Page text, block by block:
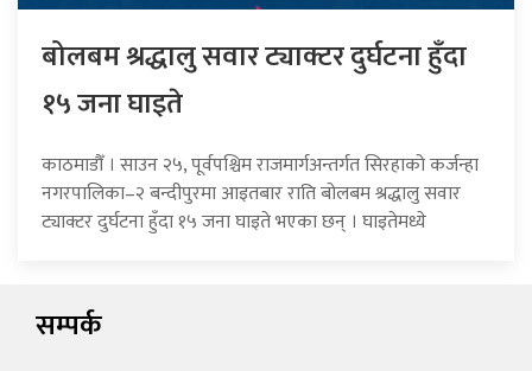
बोलबम श्रद्धालु सवार ट्याक्टर दुर्घटना हुँदा
१५ जना घाइते
काठमाडौँ । साउन २५, पूर्वपश्चिम राजमार्गअन्तर्गत सिरहाको कर्जन्हा
नगरपालिका–२ बन्दीपुरमा आइतबार राति बोलबम श्रद्धालु सवार
ट्याक्टर दुर्घटना हुँदा १५ जना घाइते भएका छन् । घाइतेमध्ये
सम्पर्क